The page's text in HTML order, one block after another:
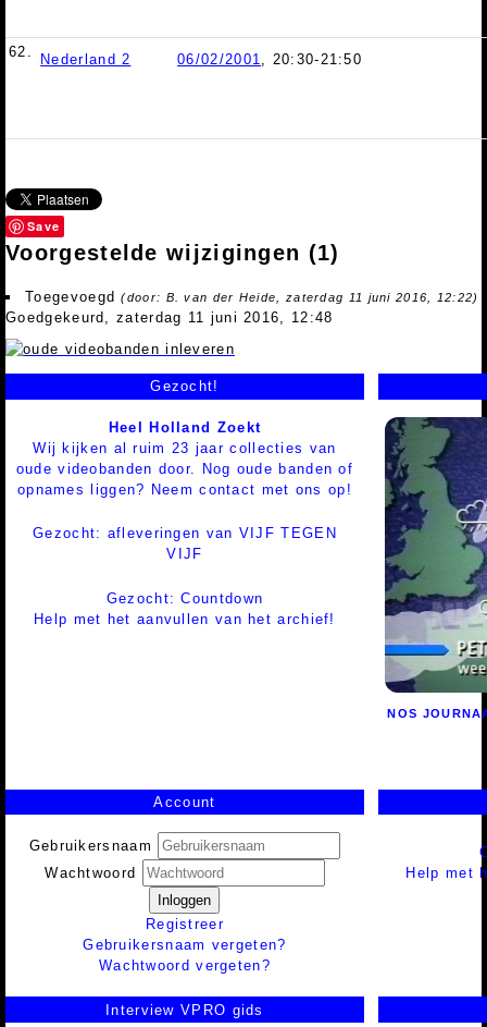
62. Nederland 2 06/02/2001, 20:30-21:50
Save
Voorgestelde wijzigingen (1)
Toegevoegd(door: B. van der Heide, zaterdag 11 juni 2016, 12:22)
Goedgekeurd, zaterdag 11 juni 2016, 12:48
Gezocht!
Heel Holland Zoekt
Wij kijken al ruim 23 jaar collecties van
oude videobanden door. Nog oude banden of
opnames liggen? Neem contact met ons op!
Gezocht: afleveringen van VIJF TEGEN
VIJF
Gezocht: Countdown
Help met het aanvullen van het archief!
NOS
Account
Gebruikersnaam
Wachtwoord
Inloggen
Registreer
Gebruikersnaam vergeten?
Wachtwoord vergeten?
Help met
Interview VPRO gids